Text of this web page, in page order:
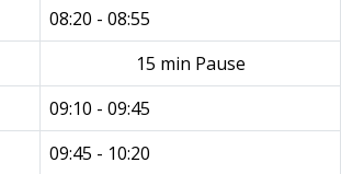
08:20 - 08:55
15 min Pause
09:10 - 09:45
09:45 - 10:20